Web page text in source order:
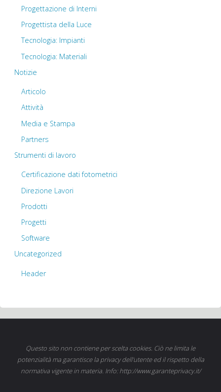
Progettazione di Interni
Progettista della Luce
Tecnologia: Impianti
Tecnologia: Materiali
Notizie
Articolo
Attività
Media e Stampa
Partners
Strumenti di lavoro
Certificazione dati fotometrici
Direzione Lavori
Prodotti
Progetti
Software
Uncategorized
Header
Questo sito non contiene per scelta cookies. Ciò ne limita le
potenzialità ma garantisce la privacy dell'utente ed il rispetto della
normativa vigente in materia. Info: http://www.garanteprivacy.it/